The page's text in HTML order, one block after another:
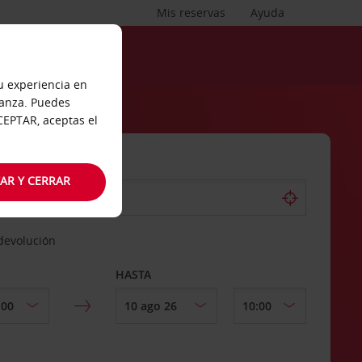
Ayuda
Mis reservas
HASTA
experiencia en
Puedes
aceptas el
Y CERRAR